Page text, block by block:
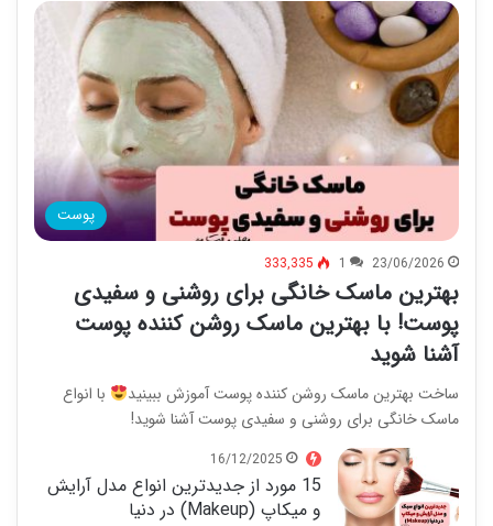
پوست
23/06/2026
1
333,335
بهترین ماسک خانگی برای روشنی و سفیدی
پوست! با بهترین ماسک روشن کننده پوست
آشنا شوید
ساخت بهترین ماسک روشن کننده پوست آموزش ببینید
با انواع
ماسک خانگی برای روشنی و سفیدی پوست آشنا شوید!
16/12/2025
15 مورد از جدیدترین انواع مدل آرایش
و میکاپ (Makeup) در دنیا